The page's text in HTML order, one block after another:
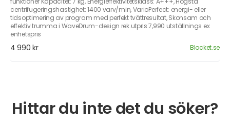
centrifugeringshastighet: 1400 varv/min, VarioPerfect: energi- eller
tidsoptimering av program med perfekt tvättresultat, Skonsam och
effektiv trumma i WaveDrum-design rek.utpris:7,990 utställnings ex
enhetspris
4 990 kr Blocket.se
Hittar du inte det du söker?